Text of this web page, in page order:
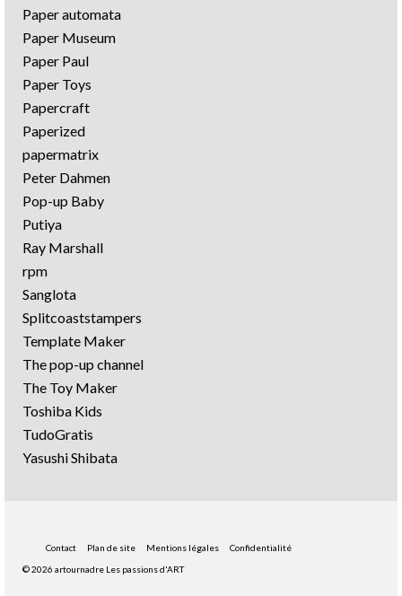
Paper automata
Paper Museum
Paper Paul
Paper Toys
Papercraft
Paperized
papermatrix
Peter Dahmen
Pop-up Baby
Putiya
Ray Marshall
rpm
Sanglota
Splitcoaststampers
Template Maker
The pop-up channel
The Toy Maker
Toshiba Kids
TudoGratis
Yasushi Shibata
Contact Plan de site Mentions légales
Confidentialité
© 2026 artournadre Les passions d'ART